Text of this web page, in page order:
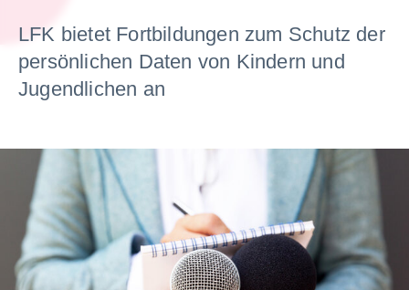
LFK bietet Fortbildungen zum Schutz der
persönlichen Daten von Kindern und
Jugendlichen an